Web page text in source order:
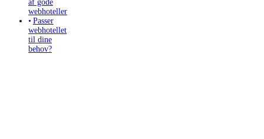
af gode
webhoteller
Passer
webhotellet
til dine
behov?